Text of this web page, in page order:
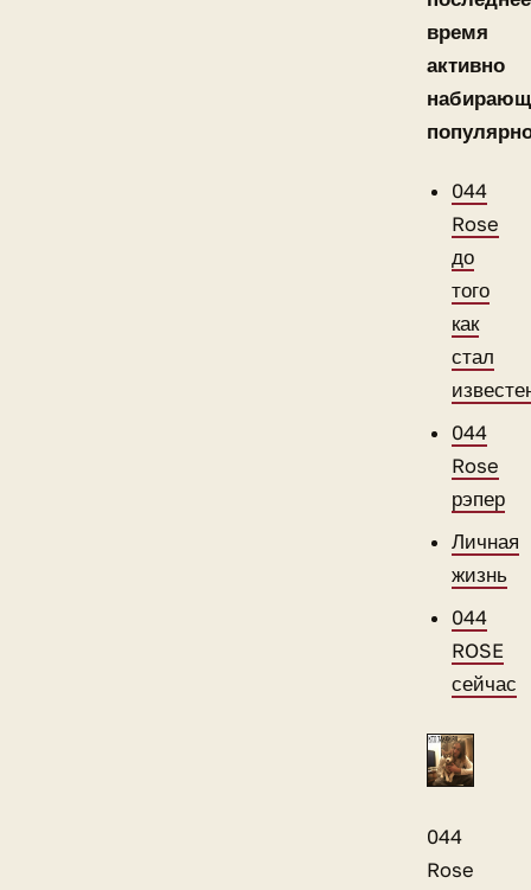
время
активно
044
Rose
до
того
как
стал
044
Rose
рэпер
Личная
жизнь
044
ROSE
сейчас
044
Rose